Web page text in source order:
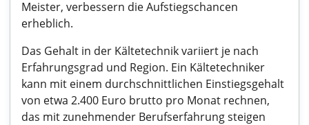
Meister, verbessern die Aufstiegschancen
erheblich.
Das Gehalt in der Kältetechnik variiert je nach
Erfahrungsgrad und Region. Ein Kältetechniker
kann mit einem durchschnittlichen Einstiegsgehalt
von etwa 2.400 Euro brutto pro Monat rechnen,
das mit zunehmender Berufserfahrung steigen